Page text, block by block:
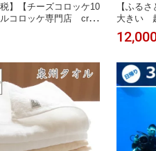
税】【チーズコロッケ10
コロッケ専門店 croq
地域：離島】【15832
【ふる
大きい
約45cm
島・北